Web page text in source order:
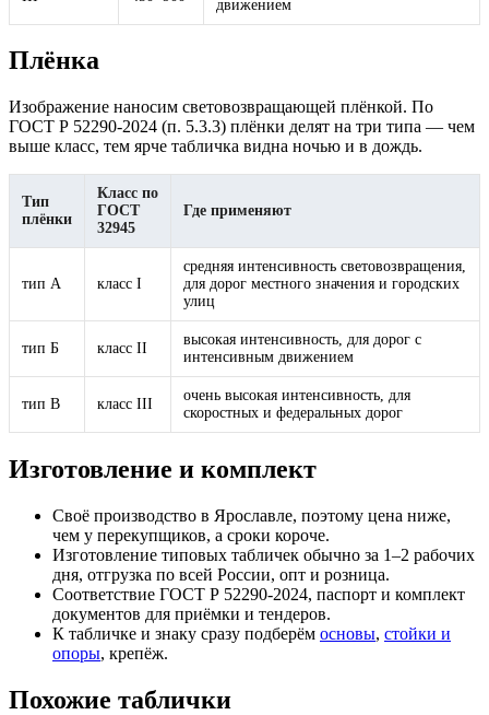
движением
Плёнка
Изображение наносим световозвращающей плёнкой. По
ГОСТ Р 52290-2024 (п. 5.3.3) плёнки делят на три типа — чем
выше класс, тем ярче табличка видна ночью и в дождь.
Тип
плёнки
Класс по
ГОСТ
32945
Где применяют
тип А класс I
средняя интенсивность световозвращения,
для дорог местного значения и городских
улиц
тип Б класс II
высокая интенсивность, для дорог с
интенсивным движением
тип В класс III
очень высокая интенсивность, для
скоростных и федеральных дорог
Изготовление и комплект
Своё производство в Ярославле, поэтому цена ниже,
чем у перекупщиков, а сроки короче.
Изготовление типовых табличек обычно за 1–2 рабочих
дня, отгрузка по всей России, опт и розница.
Соответствие ГОСТ Р 52290-2024, паспорт и комплект
документов для приёмки и тендеров.
К табличке и знаку сразу подберём основы, стойки и
опоры, крепёж.
Похожие таблички